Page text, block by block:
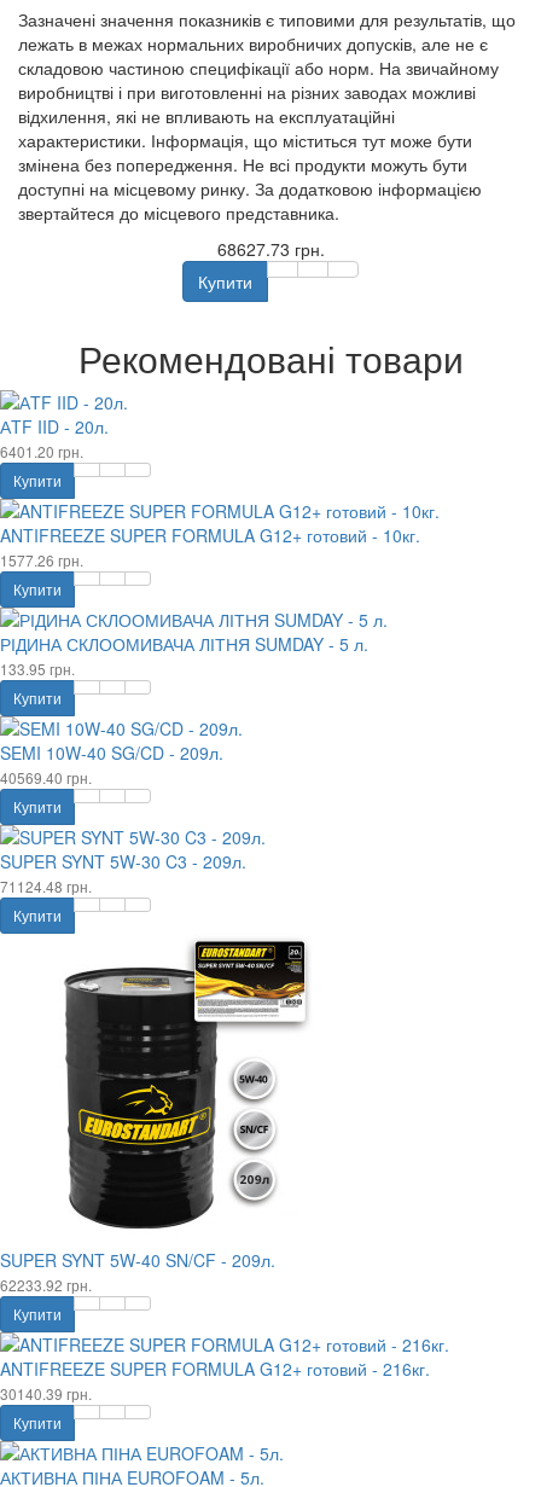
Зазначені значення показників є типовими для результатів, що
лежать в межах нормальних виробничих допусків, але не є
складовою частиною специфікації або норм. На звичайному
виробництві і при виготовленні на різних заводах можливі
відхилення, які не впливають на експлуатаційні
характеристики. Інформація, що міститься тут може бути
змінена без попередження. Не всі продукти можуть бути
доступні на місцевому ринку. За додатковою інформацією
звертайтеся до місцевого представника.
68627.73 грн.
Купити
Рекомендовані товари
АTF IID - 20л.
6401.20 грн.
Купити
ANTIFREEZE SUPER FORMULA G12+ готовий - 10кг.
1577.26 грн.
Купити
РІДИНА СКЛООМИВАЧА ЛІТНЯ SUMDAY - 5 л.
133.95 грн.
Купити
SEMI 10W-40 SG/CD - 209л.
40569.40 грн.
Купити
SUPER SYNT 5W-30 C3 - 209л.
71124.48 грн.
Купити
SUPER SYNT 5W-40 SN/CF - 209л.
62233.92 грн.
Купити
ANTIFREEZE SUPER FORMULA G12+ готовий - 216кг.
30140.39 грн.
Купити
АКТИВНА ПІНА EUROFOAM - 5л.